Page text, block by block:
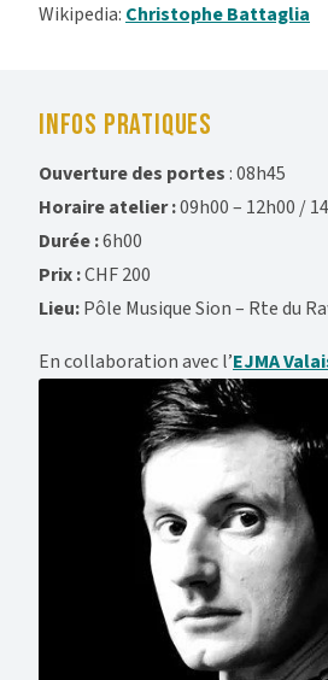
Wikipedia: Christophe Battaglia
INFOS PRATIQUES
Ouverture des portes : 08h45
Horaire atelier :09h00 – 12h00 /
Durée :6h00
Prix :CHF 200
Lieu:Pôle Musique Sion – Rte du
En collaboration avec l’EJMA